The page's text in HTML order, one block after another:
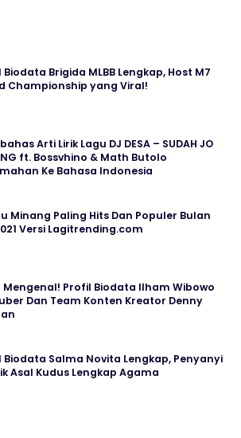
Biodata Brigida MLBB Lengkap, Host M7
Championship yang Viral!
Arti Lirik Lagu DJ DESA – SUDAH JO
ft. Bossvhino & Math Butolo
Ke Bahasa Indonesia
Minang Paling Hits Dan Populer Bulan
Versi Lagitrending.com
Mengenal! Profil Biodata Ilham Wibowo
Dan Team Konten Kreator Denny
Biodata Salma Novita Lengkap, Penyanyi
Asal Kudus Lengkap Agama